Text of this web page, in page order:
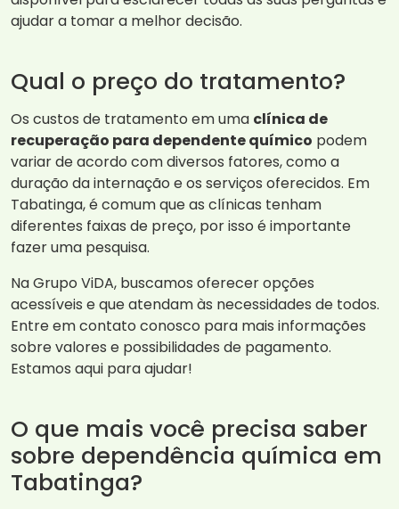
ajudar a tomar a melhor decisão.
Qual o preço do tratamento?
Os custos de tratamento em uma clínica de
recuperação para dependente químico podem
variar de acordo com diversos fatores, como a
duração da internação e os serviços oferecidos. Em
Tabatinga, é comum que as clínicas tenham
diferentes faixas de preço, por isso é importante
fazer uma pesquisa.
Na Grupo ViDA, buscamos oferecer opções
acessíveis e que atendam às necessidades de todos.
Entre em contato conosco para mais informações
sobre valores e possibilidades de pagamento.
Estamos aqui para ajudar!
O que mais você precisa saber
sobre dependência química em
Tabatinga?